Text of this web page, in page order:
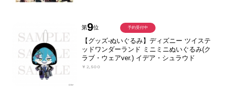
第9位
【グッズ-ぬいぐるみ】ディズニー ツイステ
ッドワンダーランド ミニミニぬいぐるみ(ク
ラブ・ウェアver.) イデア・シュラウド
￥2,500
予約受付中